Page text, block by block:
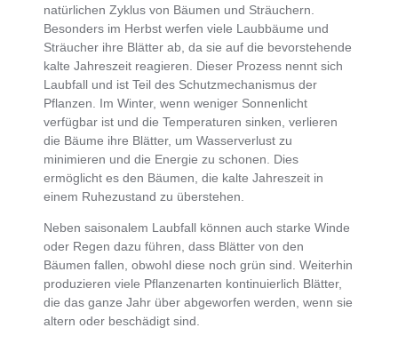
natürlichen Zyklus von Bäumen und Sträuchern
Besonders im Herbst werfen viele Laubbäume und
Sträucher ihre Blätter ab , da sie auf die bevorstehende
kalte Jahreszeit reagieren. Dieser Prozess nennt sich
Laubfall und ist Teil des Schutzmechanismus der
Pflanzen . Im Winter, wenn weniger Sonnenlicht
verfügbar ist und die Temperaturen sinken,verlieren
die Bäume ihre Blätter, um Wasserverlust zu
minimieren und die Energie zu schonen . Dies
ermöglicht es den Bäumen, die kalte Jahreszeit in
einem Ruhezustand zu überstehen.
Nebensaisonalem Laubfall können auch starke Winde
oder Regen dazu führen, dass Blätter von den
Bäumen fallen, obwohl diese noch grün sind. Weiterhin
produzieren viele Pflanzenarten kontinuierlich Blätter,
die das ganze Jahr über abgeworfen werden, wenn sie
altern oder beschädigt sind.